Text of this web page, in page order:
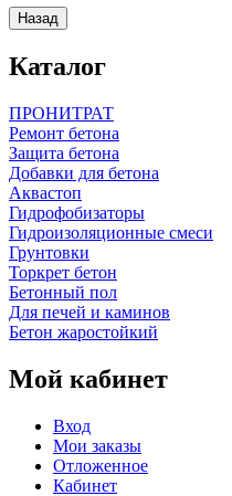
Каталог
ПРОНИТРАТ
Ремонт бетона
Защита бетона
Добавки для бетона
Аквастоп
Гидрофобизаторы
Гидроизоляционные смеси
Грунтовки
Торкрет бетон
Бетонный пол
Для печей и каминов
Бетон жаростойкий
Мой кабинет
Вход
Мои заказы
Отложенное
Кабинет